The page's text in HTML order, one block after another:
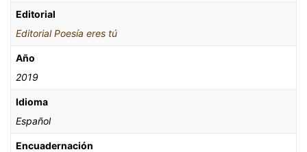
Editorial
Editorial Poesía eres tú
Año
2019
Idioma
Español
Encuadernación